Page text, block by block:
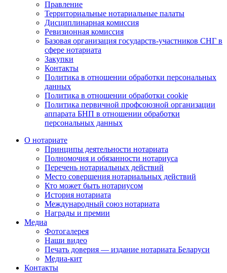
Правление
Территориальные нотариальные палаты
Дисциплинарная комиссия
Ревизионная комиссия
Базовая организация государств-участников СНГ в
сфере нотариата
Закупки
Контакты
Политика в отношении обработки персональных
данных
Политика в отношении обработки cookie
Политика первичной профсоюзной организации
аппарата БНП в отношении обработки
персональных данных
О нотариате
Принципы деятельности нотариата
Полномочия и обязанности нотариуса
Перечень нотариальных действий
Место совершения нотариальных действий
Кто может быть нотариусом
История нотариата
Международный союз нотариата
Награды и премии
Медиа
Фотогалерея
Наши видео
Печать доверия — издание нотариата Беларуси
Медиа-кит
Контакты